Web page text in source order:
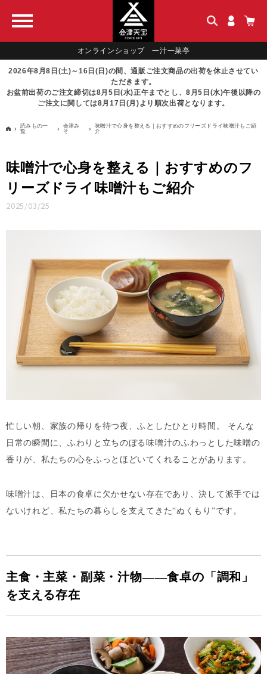
オンラインショップ 一汁一菜亭
2026年8月8日(土)～16日(日)の間、通販ご注文商品の出荷を休止させてい
ただきます。
お盆前出荷のご注文締切は8月5日(水)正午までとし、8月5日(水)午後以降の
ご注文に関しては8月17日(月)より順次出荷となります。
読みもの一
覧
会津み
そ
味噌汁で心身を整える｜おすすめのフリーズドライ味噌汁もご紹
介
味噌汁で心身を整える｜おすすめのフ
リーズドライ味噌汁もご紹介
2025/03/25
忙しい朝、家族の帰りを待つ夜、ふとしたひとり時間。 そんな
日常の瞬間に、ふわりと立ちのぼる味噌汁のふわっとした味噌の
香りが、私たちの心をふっとほどいてくれることがあります。
味噌汁は、日本の食卓に欠かせない存在であり、決して派手では
ないけれど、私たちの暮らしを支えてきた“ぬくもり”です。
主食・主菜・副菜・汁物——食卓の「調和」
を支える存在